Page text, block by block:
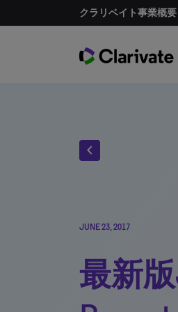
クラリベイト事業概要​
chevron_left
JUNE 23, 2017
最新